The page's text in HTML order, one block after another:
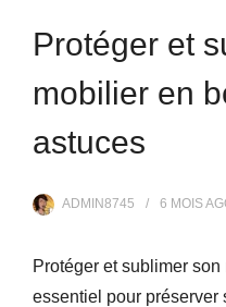
Protéger et
mobilier en
astuces
ADMIN8745 6 MOIS
Protéger et sublimer
essentiel pour préserver